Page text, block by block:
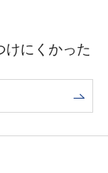
けにくかった